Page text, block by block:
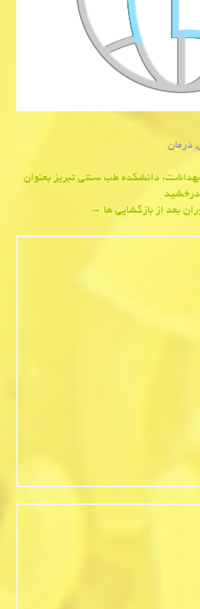
,درمان
دانشكده طب سنتی تبریز بعنوان
بعد از بازگشایی ها→